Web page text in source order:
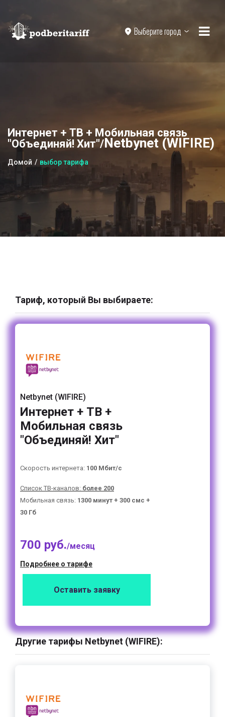
Выберите город
Интернет + ТВ + Мобильная связь
"Объединяй! Хит"/Netbynet (WIFIRE)
Домой выбор тарифа
Тариф, который Вы выбираете:
Netbynet (WIFIRE)
Интернет + ТВ +
Мобильная связь
"Объединяй! Хит"
Скорость интернета: 100 Мбит/с
Список ТВ-каналов: более 200
Мобильная связь: 1300 минут + 300 смс +
30 Гб
700 руб./месяц
Подробнее о тарифе
Оставить заявку
Другие тарифы Netbynet (WIFIRE):